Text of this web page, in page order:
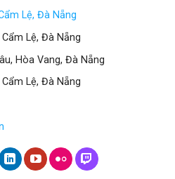
Lệ, Đà Nẵng
Lệ, Đà Nẵng
Hòa Vang, Đà Nẵng
Lệ, Đà Nẵng